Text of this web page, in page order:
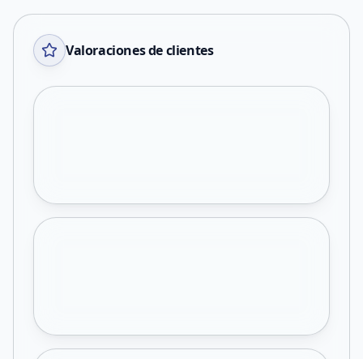
Valoraciones de clientes